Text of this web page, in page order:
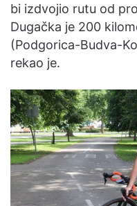
bi izdvojio rutu od
Dugačka je 200
(Podgorica-Budva-
rekao je.